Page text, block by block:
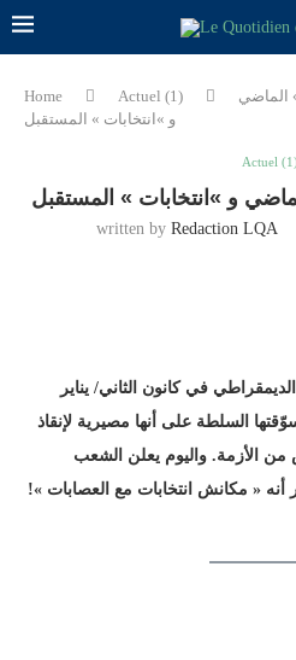
Home Actuel (1)
الماضي
و »انتخابات » المستقبل
Actuel (1)
و »انتخابات » المستقبل
written by Redaction LQA
في كانون الثاني/ يناير
سوّقتها السلطة على أنها مصيرية لإنقاذ
من الأزمة. واليوم يعلن الشعب
أنه « مكانش انتخابات مع العصابات »!